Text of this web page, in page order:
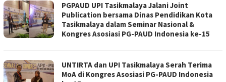
PGPAUD UPI Tasikmalaya Jalani Joint
Publication bersama Dinas Pendidikan Kota
Tasikmalaya dalam Seminar Nasional &
Kongres Asosiasi PG-PAUD Indonesia ke-15
UNTIRTA dan UPI Tasikmalaya Serah Terima
MoA di Kongres Asosiasi PG-PAUD Indonesia